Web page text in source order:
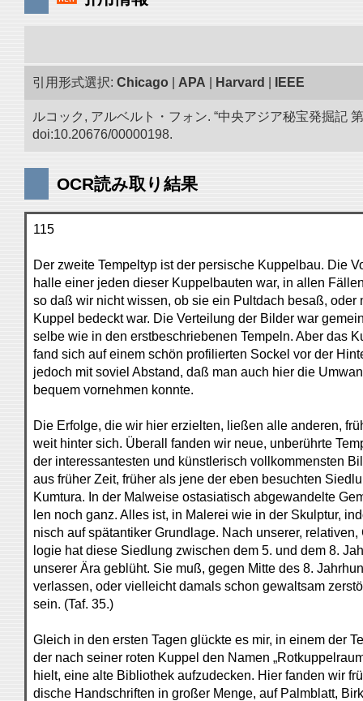
引用形式選択: Chicago APA Harvard IEEE
ルコック, アルベルト・フォン. “中央アジア秘宝発掘記
doi:10.20676/00000198.
OCR読み取り結果
115
Der zweite Tempeltyp ist der persische Kuppelbau. Die
halle einer jeden dieser Kuppelbauten war, in allen
so daß wir nicht wissen, ob sie ein Pultdach besaß, oder
Kuppel bedeckt war. Die Verteilung der Bilder war
selbe wie in den erstbeschriebenen Tempeln. Aber das
fand sich auf einem schön profilierten Sockel vor der
jedoch mit soviel Abstand, daß man auch hier die
bequem vornehmen konnte.
Die Erfolge, die wir hier erzielten, ließen alle anderen,
weit hinter sich. Überall fanden wir neue, unberührte
der interessantesten und künstlerisch vollkommensten
aus früher Zeit, früher als jene der eben besuchten
Kumtura. In der Malweise ostasiatisch abgewandelte
len noch ganz. Alles ist, in Malerei wie in der Skulptur,
nisch auf spätantiker Grundlage. Nach unserer, relativen,
logie hat diese Siedlung zwischen dem 5. und dem 8.
unserer Ära geblüht. Sie muß, gegen Mitte des 8.
verlassen, oder vielleicht damals schon gewaltsam
sein. (Taf. 35.)
Gleich in den ersten Tagen glückte es mir, in einem der
der nach seiner roten Kuppel den Namen
hielt, eine alte Bibliothek aufzudecken. Hier fanden wir
dische Handschriften in großer Menge, auf Palmblatt,